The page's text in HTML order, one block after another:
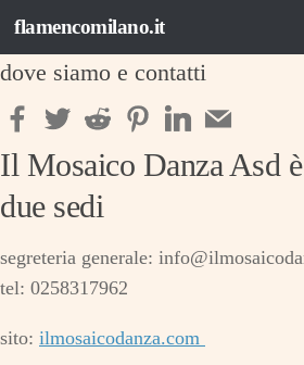
Salta al contenuto
flamencomilano.it
dove siamo e contatti
Il Mosaico Danza Asd
due sedi
segreteria generale:
tel: 0258317962
sito: ilmosaicodanza.com